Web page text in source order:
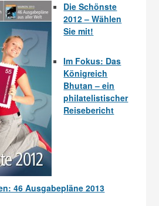
Die Schönste
2012 – Wählen
Sie mit!
Im Fokus: Das
Königreich
Bhutan – ein
philatelistischer
Reisebericht
46 Ausgabepläne 2013